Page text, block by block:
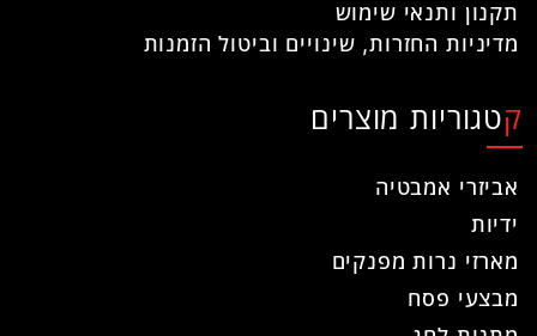
תקנון ותנאי שימוש
מדיניות החזרות, שינויים וביטול הזמנות
קטגוריות מוצרים
אביזרי אמבטיה
ידיות
מארזי נרות מפנקים
מבצעי פסח